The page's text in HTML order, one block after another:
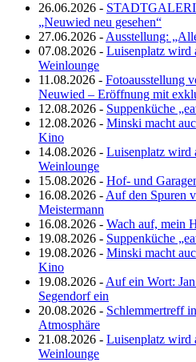
26.06.2026 -
„Neuwied neu gesehen“
27.06.2026 - Ausstellung:
07.08.2026 - Luisenplatz wird
Weinlounge
11.08.2026 - Fotoausstellung
Neuwied – Eröffnung mit
12.08.2026 - Suppenküche
12.08.2026 - Minski macht
Kino
14.08.2026 - Luisenplatz wird
Weinlounge
15.08.2026 - Hof- und
16.08.2026 - Auf den Spuren
Meistermann
16.08.2026 - Wach auf, mein
19.08.2026 - Suppenküche
19.08.2026 - Minski macht
Kino
19.08.2026 - Auf ein Wort:
Segendorf ein
20.08.2026 - Schlemmertreff
Atmosphäre
21.08.2026 - Luisenplatz wird
Weinlounge